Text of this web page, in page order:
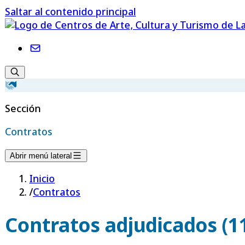
Saltar al contenido principal
Sección
Contratos
Abrir menú lateral
Inicio
/Contratos
Contratos adjudicados